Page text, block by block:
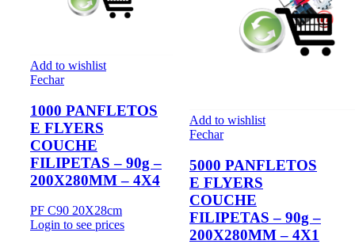
Add to wishlist
Fechar
1000 PANFLETOS
E FLYERS
COUCHE
FILIPETAS – 90g –
200X280MM – 4X4
PF C90 20X28cm
Login to see prices
Add to wishlist
Fechar
5000 PANFLETOS
E FLYERS
COUCHE
FILIPETAS – 90g –
200X280MM – 4X1